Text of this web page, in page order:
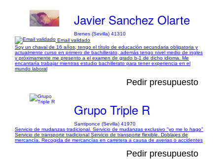
Javier Sanchez Olarte
Brenes (Sevilla) 41310
Email validado
Soy un chaval de 16 años, tengo el título de educación secundaria obligatoria y
actualmente curso en primero de bachillerato, además tengo nivel medio de ingles
y próximamente me presento a el examen de grado b-1 de dicho idioma. Me
encantaría trabajar mientras estudio bachillerato para tener experiencia en el
mundo laboral
Pedir presupuesto
Grupo Triple R
Santiponce (Sevilla) 41970
Servicio de mudanzas tradicional. Servicio de mudanzas exclusivo "yo me lo hago"
Servicio de transporte tradicional Servicio de transporte flexible. Doblajes de
mercancía. Recogida de mercancías en carretera a causa de averias o accidentes
Pedir presupuesto